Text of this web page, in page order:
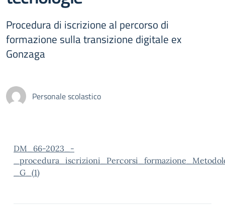
Procedura di iscrizione al percorso di
formazione sulla transizione digitale ex
Gonzaga
Personale scolastico
DM_66-2023_-
_G_(1)